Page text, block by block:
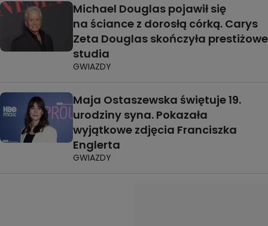
Michael Douglas pojawił się
na ściance z dorosłą córką. Carys
Zeta Douglas skończyła prestiżowe
studia
GWIAZDY
Maja Ostaszewska świętuje 19.
urodziny syna. Pokazała
wyjątkowe zdjęcia Franciszka
Englerta
GWIAZDY